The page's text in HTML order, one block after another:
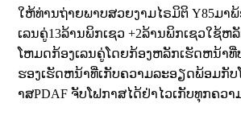
ໃຫ້ທ່ານຖ່າຍພາບສວຍງາມໄຣມິຕິ Y85ມາ
ເລນຄູ່13ລ້ານພິກເຊວ +2ລ້ານພິກເຊວໃຊ້ຫ
ໂຫມດກ້ອງເລນຄູ່ໂດຍກ້ອງຫລັກເຮັດຫນ້າທີ່
ຮອງເຮັດຫນ້າທີ່ເກັບຄວາມລະອຽດພ້ອມກັບ
າສPDAF ຈັບໂຟກາສໄດ້ຢ່າໄວເກັບທຸກຄວ